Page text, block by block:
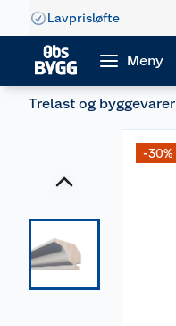
Lavprisløfte
Meny
Trelast og byggevarer
-30%